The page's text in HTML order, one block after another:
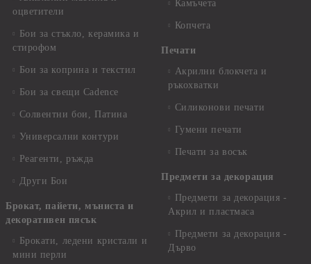
оцветители
Бои за стъкло, керамика и
стирофом
Бои за коприна и текстил
Бои за свещи Cadence
Солвентни бои, Патина
Универсални контури
Реагенти, ръжда
Други Бои
Брокат, пайети, мъниста и
декоративен пясък
Брокати, ледени кристали и
мини перли
Камъчета
Копчета
Печати
Акрилни блокчета и
ръкохватки
Силиконови печати
Гумени печати
Печати за восък
Предмети за декорация
Предмети за декорация -
Акрил и пластмаса
Предмети за декорация -
Дърво